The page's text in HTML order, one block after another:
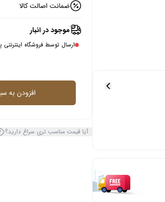
ضمانت اصالت کالا
موجود در انبار
ارسال توسط فروشگاه اینترنتی
افزودن به
آیا قیمت مناسب تری سراغ دارید؟